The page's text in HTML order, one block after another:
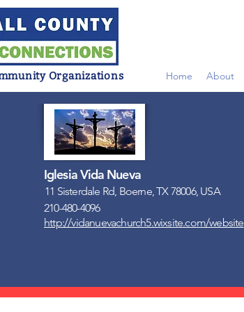
Organizations Home About
Iglesia Vida Nueva
210-480-4096
http://vidanuevachurch5.wixsite.com/website
11 Sisterdale Rd, Boerne, TX 78006, USA